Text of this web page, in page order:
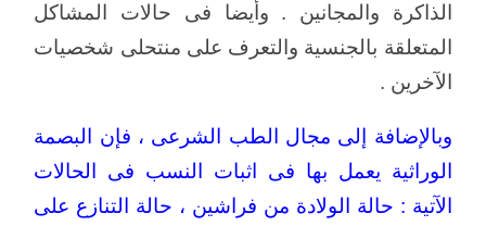
الذاكرة والمجانين . وأيضا فى حالات المشاكل
المتعلقة بالجنسية والتعرف على منتحلى شخصيات
الآخرين .
وبالإضافة إلى مجال الطب الشرعى ، فإن البصمة
الوراثية يعمل بها فى اثبات النسب فى الحالات
الآتية : حالة الولادة من فراشين ، حالة التنازع على